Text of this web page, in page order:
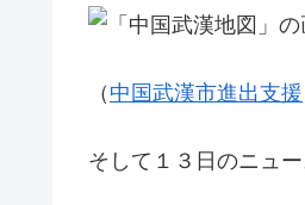
（ 中国武漢市進出支援
そして１３日のニュ